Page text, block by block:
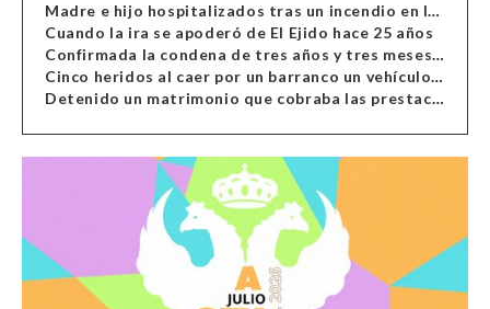
Madre e hijo hospitalizados tras un incendio en la cocina de una vivienda en Almería
Cuando la ira se apoderó de El Ejido hace 25 años
Confirmada la condena de tres años y tres meses al hombre de Antas acusado de xenofobia
Cinco heridos al caer por un barranco un vehículo en Alcolea
Detenido un matrimonio que cobraba las prestaciones de ilegales en Almería, Granada, Málaga, Huelva y Murcia